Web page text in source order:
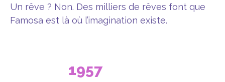
Un rêve ? Non. Des milliers de rêves font que
Famosa est là où l’imagination existe.
1957